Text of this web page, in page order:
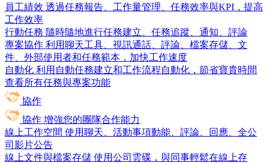
員工績效 透過任務報告、工作量管理、任務效率與KPI，提高
工作效率
行動任務 隨時隨地進行任務建立、任務追蹤、通知、評論
專案協作 利用聊天工具、視訊通話、評論、檔案存儲、文
件、外部使用者和任務範本，加快工作速度
自動化 利用自動任務建立和工作流程自動化，節省寶貴時間
查看所有任務與專案功能
協作
協作 增強您的團隊合作能力
線上工作空間 使用聊天、活動事項動能、評論、回應、全公
司影片公告
線上文件與檔案存儲 使用公司雲碟，與同事輕鬆在線上存